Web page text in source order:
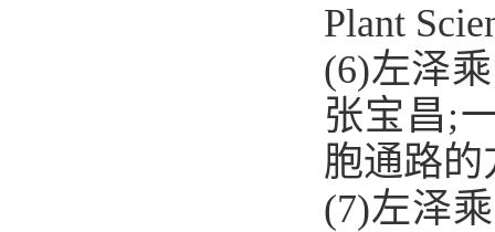
Plant
(6)左泽
张宝昌;
胞通路的
(7)左泽